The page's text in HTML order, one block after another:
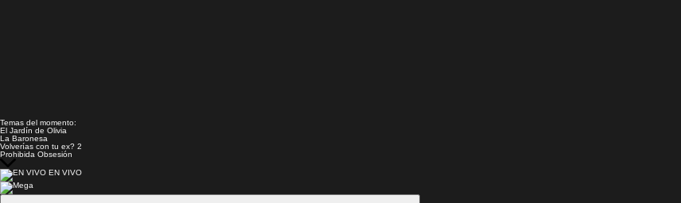
Temas del momento:
El Jardín de Olivia
La Baronesa
Volverías con tu ex? 2
Prohibida Obsesión
EN VIVO